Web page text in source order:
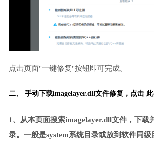
点击页面"一键修复"按钮即可完成。
二、 手动下载imagelayer.dll文件修复， 点击
1、从本页面搜索imagelayer.dll文件，下载
录。一般是system系统目录或放到软件同级